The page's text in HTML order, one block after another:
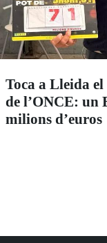
Toca a Lleida
de l’ONCE: un
milions d’euros